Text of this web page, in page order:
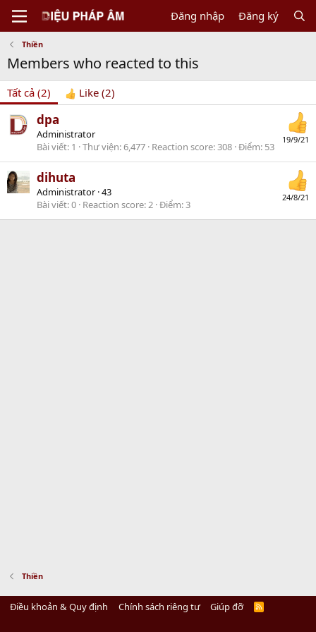
Đăng nhập Đăng ký
Thiền
Members who reacted to this
Tất cả (2) Like (2)
19/9/21
dpa
Administrator
Bài viết 1 Thư viện 6,477 Reaction score 308 Điểm 53
24/8/21
dihuta
Administrator ·43
Bài viết 0 Reaction score 2 Điểm 3
Thiền
Điều khoản & Quy định Chính sách riêng tư Giúp đỡ
R